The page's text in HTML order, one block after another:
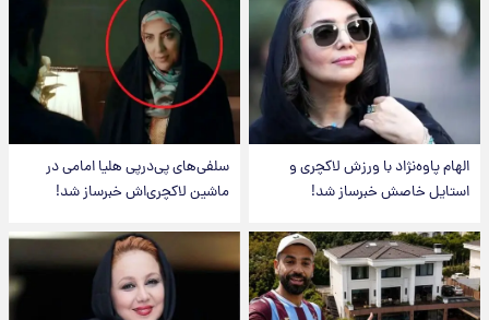
الهام پاوه‌نژاد با ورزش لاکچری و
استایل خاصش خبرساز شد!
سلفی‌های پی‌درپی هلیا امامی در
ماشین لاکچری‌اش خبرساز شد!